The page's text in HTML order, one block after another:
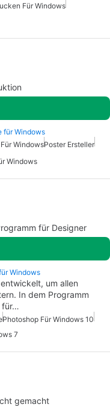
Für Windows
für Windows
WindowsPoster Ersteller
Windows
für Designer
Windows
um allen
In dem Programm
für…
Photoshop Für Windows 10
7
gemacht